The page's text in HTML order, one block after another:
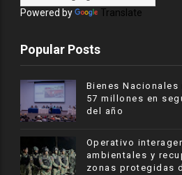
Powered by Translate
Popular Posts
Bienes Nacionales
57 millones en
del año
Operativo
ambientales y
zonas protegidas